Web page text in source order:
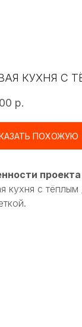
КУХНЯ С
р.
ПОХОЖУЮ
проекта
кухня с